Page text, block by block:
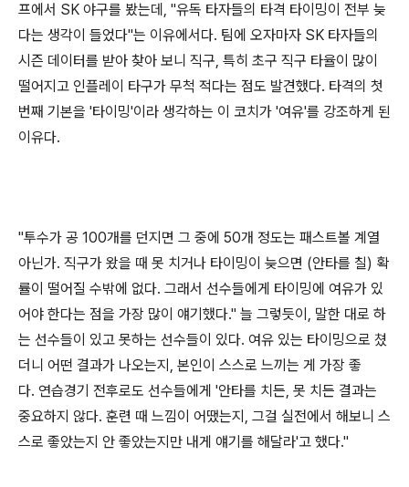
프에서 SK 야구를 봤는데 , "유독 타자들의 타격 타이밍이 전부 늦
다는 생각이 들었다"는 이유에서다. 팀에 오자마자 SK 타자들의
시즌 데이터를 받아 찾아 보니 직구, 특히 초구 직구 타율이 많이
떨어지고 인플레이 타구가 무척 적다는 점도 발견했다. 타격의 첫
번째 기본을 '타이밍'이라 생각하는 이 코치가 '여유'를 강조하게 된
이유다.
"투수가 공 100개를 던지면 그 중에 50개 정도는 패스트볼 계열
아닌가. 직구가 왔을 때 못 치거나 타이밍이 늦으면 (안타를 칠) 확
률이 떨어질 수밖에 없다. 그래서 선수들에게 타이밍에 여유가 있
어야 한다는 점을 가장 많이 얘기했다." 늘 그렇듯이 , 말한 대로 하
는 선수들이 있고 못하는 선수들이 있다. 여유 있는 타이밍으로 쳤
더니 어떤 결과가 나오는지 , 본인이 스스로 느끼는 게 가장 좋
다. 연습경기 전후로도 선수들에게 '안타를 치든, 못 치든 결과는
중요하지 않다. 훈련 때 느낌이 어땠는지 , 그걸 실전에서 해보니 스
스로 좋았는지 안 좋았는지만 내게 얘기를 해달라'고 했다."